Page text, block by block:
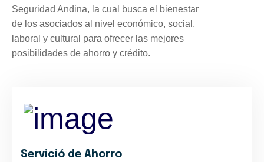
Seguridad Andina, la cual busca el bienestar
de los asociados al nivel económico, social,
laboral y cultural para ofrecer las mejores
posibilidades de ahorro y crédito.
Servició de Ahorro